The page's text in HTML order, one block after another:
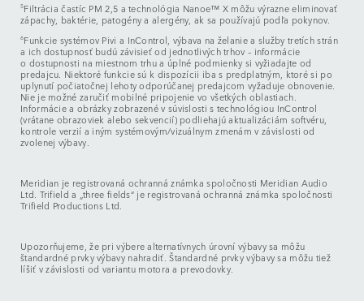
5Filtrácia častíc PM 2,5 a technológia Nanoe™ X môžu výrazne eliminovať
zápachy, baktérie, patogény a alergény, ak sa používajú podľa pokynov.
6Funkcie systémov Pivi a InControl, výbava na želanie a služby tretích strán
a ich dostupnosť budú závisieť od jednotlivých trhov – informácie
o dostupnosti na miestnom trhu a úplné podmienky si vyžiadajte od
predajcu. Niektoré funkcie sú k dispozícii iba s predplatným, ktoré si po
uplynutí počiatočnej lehoty odporúčanej predajcom vyžaduje obnovenie.
Nie je možné zaručiť mobilné pripojenie vo všetkých oblastiach.
Informácie a obrázky zobrazené v súvislosti s technológiou InControl
(vrátane obrazoviek alebo sekvencií) podliehajú aktualizáciám softvéru,
kontrole verzií a iným systémovým/vizuálnym zmenám v závislosti od
zvolenej výbavy.
Meridian je registrovaná ochranná známka spoločnosti Meridian Audio
Ltd. Trifield a „three fields“ je registrovaná ochranná známka spoločnosti
Trifield Productions Ltd.
Upozorňujeme, že pri výbere alternatívnych úrovní výbavy sa môžu
štandardné prvky výbavy nahradiť. Štandardné prvky výbavy sa môžu tiež
líšiť v závislosti od variantu motora a prevodovky.